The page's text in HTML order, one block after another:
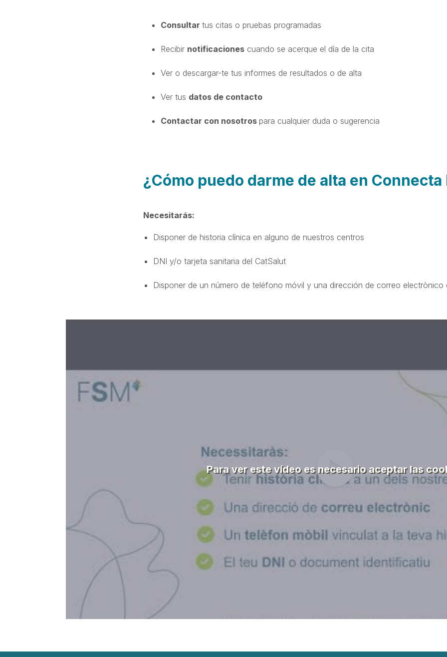
Consultar tus citas o pruebas programadas
Recibir notificaciones cuando se acerque el día de la cita
Ver o descargar-te tus informes de resultados o de alta
Ver tus datos de contacto
Contactar con nosotros para cualquier duda o sugerencia
¿Cómo puedo darme de alta en Connecta
Necesitarás:
Disponer de historia clínica en alguno de nuestros centros
DNI y/o tarjeta sanitaria del CatSalut
Disponer de un número de teléfono móvil y una dirección de correo electrònico
Para ver este vídeo es necesario aceptar las